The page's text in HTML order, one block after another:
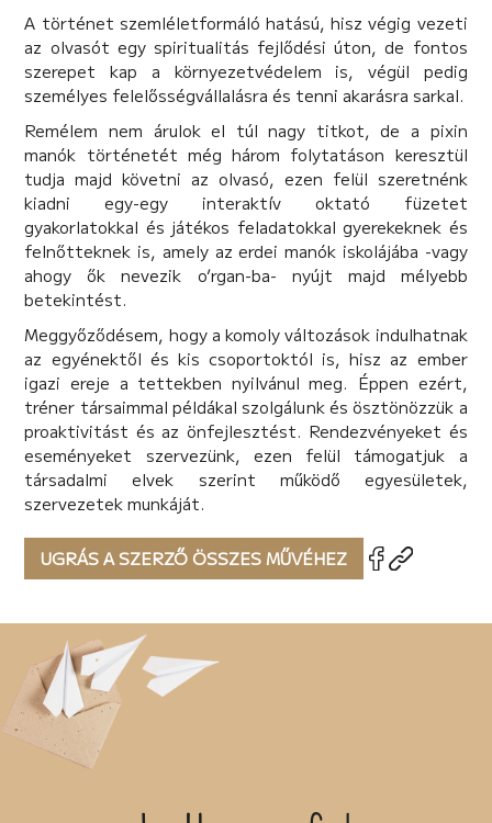
A történet szemléletformáló hatású, hisz végig vezeti
az olvasót egy spiritualitás fejlődési úton, de fontos
szerepet kap a környezetvédelem is, végül pedig
személyes felelősségvállalásra és tenni akarásra sarkal.
Remélem nem árulok el túl nagy titkot, de a pixin
manók történetét még három folytatáson keresztül
tudja majd követni az olvasó, ezen felül szeretnénk
kiadni egy-egy interaktív oktató füzetet
gyakorlatokkal és játékos feladatokkal gyerekeknek és
felnőtteknek is, amely az erdei manók iskolájába -vagy
ahogy ők nevezik o’rgan-ba- nyújt majd mélyebb
betekintést.
Meggyőződésem, hogy a komoly változások indulhatnak
az egyénektől és kis csoportoktól is, hisz az ember
igazi ereje a tettekben nyilvánul meg. Éppen ezért,
tréner társaimmal példákal szolgálunk és ösztönözzük a
proaktivitást és az önfejlesztést. Rendezvényeket és
eseményeket szervezünk, ezen felül támogatjuk a
társadalmi elvek szerint működő egyesületek,
szervezetek munkáját.
UGRÁS A SZERZŐ ÖSSZES MŰVÉHEZ